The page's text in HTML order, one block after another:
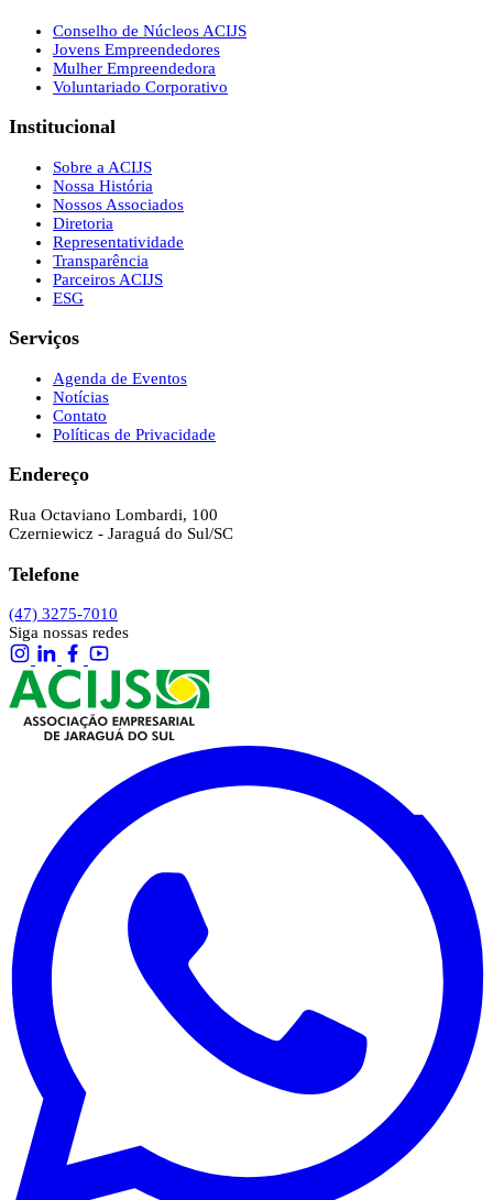
Conselho de Núcleos ACIJS
Jovens Empreendedores
Mulher Empreendedora
Voluntariado Corporativo
Institucional
Sobre a ACIJS
Nossa História
Nossos Associados
Diretoria
Representatividade
Transparência
Parceiros ACIJS
ESG
Serviços
Agenda de Eventos
Notícias
Contato
Políticas de Privacidade
Endereço
Rua Octaviano Lombardi, 100
Czerniewicz - Jaraguá do Sul/SC
Telefone
(47) 3275-7010
Siga nossas redes